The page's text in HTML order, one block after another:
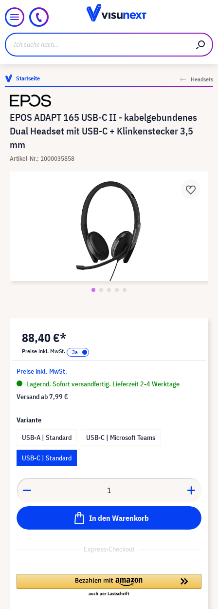
Startseite Headsets
EPOS ADAPT 165 USB-C II - kabelgebundenes
Dual Headset mit USB-C + Klinkenstecker 3,5
mm
Artikel-Nr.: 1000035858
88,40 €*
Preise inkl. MwSt.
Preise inkl. MwSt.
Lagernd. Sofort versandfertig. Lieferzeit 2-4 Werktage
Versand ab7,99 €
Variante
USB-A | Standard
USB-C | Microsoft Teams
USB-C | Standard
In den Warenkorb
Express-Checkout